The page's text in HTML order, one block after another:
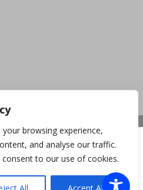
browsing experience,
and analyse our traffic.
to our use of cookies.